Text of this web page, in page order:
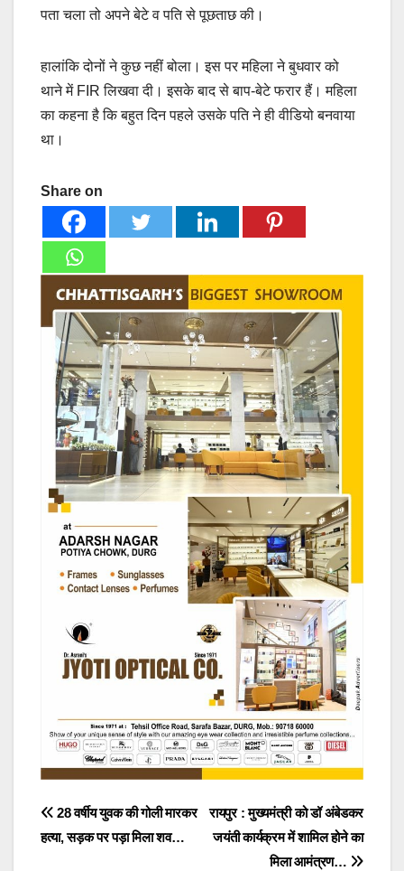
पता चला तो अपने बेटे व पति से पूछताछ की।
हालांकि दोनों ने कुछ नहीं बोला। इस पर महिला ने बुधवार को
थाने में FIR लिखवा दी। इसके बाद से बाप-बेटे फरार हैं। महिला
का कहना है कि बहुत दिन पहले उसके पति ने ही वीडियो बनवाया
था।
Share on
Post
navigation
रायपुर : मुख्यमंत्री को डॉ अंबेडकर
जयंती कार्यक्रम में शामिल होने का
मिला आमंत्रण…
28 वर्षीय युवक की गोली मारकर
हत्या, सड़क पर पड़ा मिला शव…